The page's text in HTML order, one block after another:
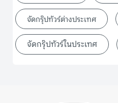
จัดกรุ๊ปทัวร์ต่างประเทศ
จัดกรุ๊ปทัวร์ในประเทศ